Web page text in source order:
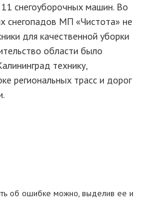
снегоуборочных машин. Во
снегопадов МП «Чистота» не
для качественной уборки
области было
технику,
региональных трасс и дорог
об ошибке можно, выделив ее и